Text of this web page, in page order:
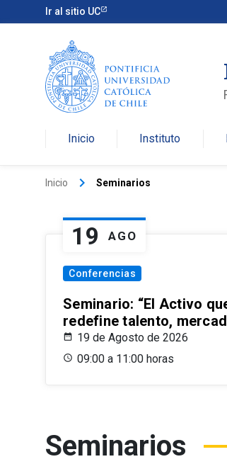
Ir al sitio UC
Inicio Instituto
Inicio keyboard_arrow_right Seminarios
19 AGO
Conferencias
Seminario: “El Activo
redefine talento,
19 de Agosto de 2026
09:00 a 11:00 horas
Seminarios